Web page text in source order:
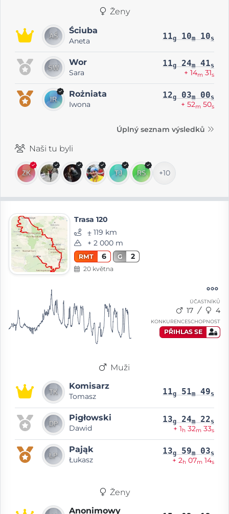
Ženy
Ściuba
Aneta 11g 10m 10s
Wor
Sara
11g 24m 41s
+ 14m 31s
Rożniata
Iwona
12g 03m 00s
+ 52m 50s
Úplný seznam výsledků
Naši tu byli
+10
Trasa 120
⨦ 119 km
+ 2 000 m
RMT 6 G 2
20 května
ÚČASTNÍKŮ
17 4
KONKURENCESCHOPNOST
PŘIHLAS SE
Muži
Komisarz
Tomasz 11g 51m 49s
Pigłowski
Dawid
13g 24m 22s
+ 1h 32m 33s
Pająk
Łukasz
13g 59m 03s
+ 2h 07m 14s
Ženy
Anonimowy